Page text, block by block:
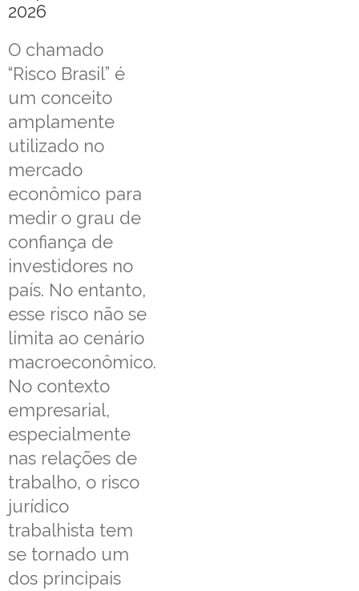
2026
O chamado
“Risco Brasil” é
um conceito
amplamente
utilizado no
mercado
econômico para
medir o grau de
confiança de
investidores no
país. No entanto,
esse risco não se
limita ao cenário
macroeconômico.
No contexto
empresarial,
especialmente
nas relações de
trabalho, o risco
jurídico
trabalhista tem
se tornado um
dos principais